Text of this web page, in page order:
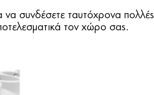
να συνδέσετε ταυτόχρονα πολλές
τον χώρο σας.